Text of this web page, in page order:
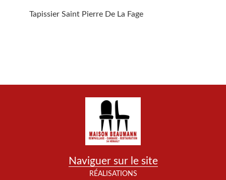
Tapissier Saint Pierre De La Fage
Naviguer sur le site
RÉALISATIONS